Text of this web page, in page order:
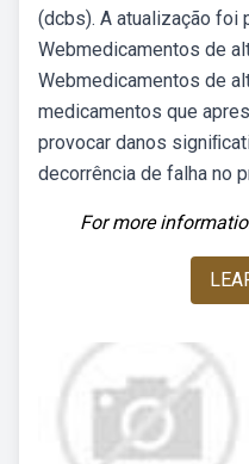
(dcbs). A atualização foi
Webmedicamentos de
Webmedicamentos de
medicamentos que
provocar danos
decorrência de falha no
For more